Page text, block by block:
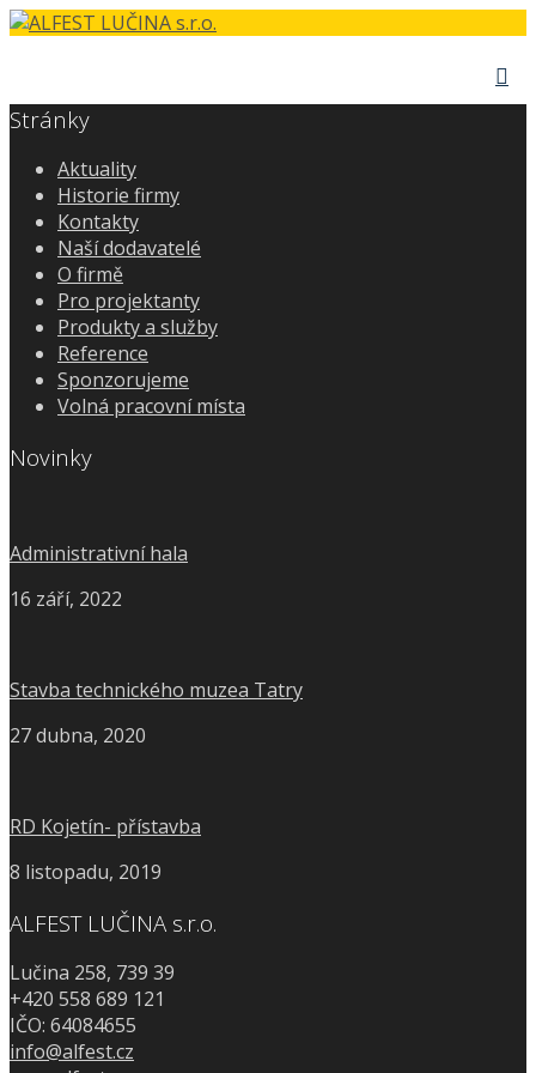
Stránky
Aktuality
Historie firmy
Kontakty
Naší dodavatelé
O firmě
Pro projektanty
Produkty a služby
Reference
Sponzorujeme
Volná pracovní místa
Novinky
Administrativní hala
16 září, 2022
Stavba technického muzea Tatry
27 dubna, 2020
RD Kojetín- přístavba
8 listopadu, 2019
ALFEST LUČINA s.r.o.
Lučina 258, 739 39
+420 558 689 121
IČO: 64084655
info@alfest.cz